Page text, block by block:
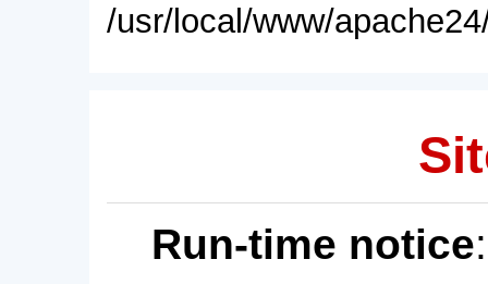
/usr/local/www/
Run-time notice